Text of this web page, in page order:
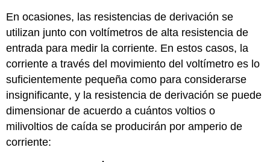
En ocasiones, las resistencias de derivación se
utilizan junto con voltímetros de alta resistencia de
entrada para medir la corriente. En estos casos, la
corriente a través del movimiento del voltímetro es lo
suficientemente pequeña como para considerarse
insignificante, y la resistencia de derivación se puede
dimensionar de acuerdo a cuántos voltios o
milivoltios de caída se producirán por amperio de
corriente: